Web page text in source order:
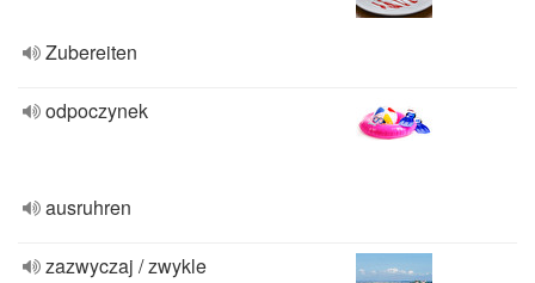
Zubereiten
odpoczynek
ausruhren
zazwyczaj / zwykle